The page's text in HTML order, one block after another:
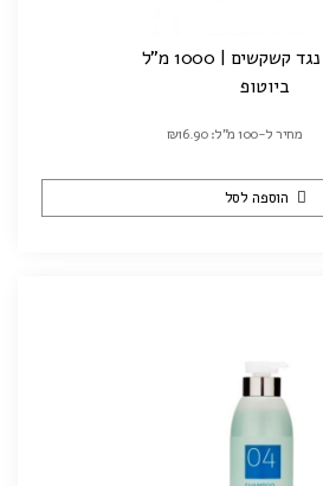
ביוטופ
מחיר ל-100 מ"ל: ₪16.90
הוספה לסל